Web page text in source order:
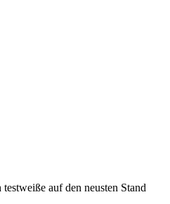
auf den neusten Stand